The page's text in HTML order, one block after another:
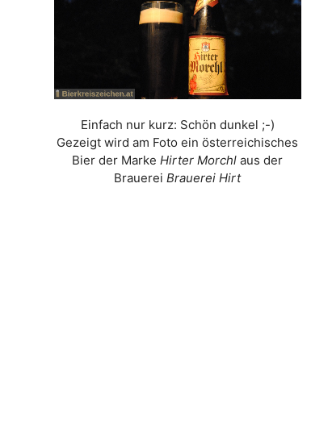
Einfach nur kurz: Schön dunkel ;-)
Gezeigt wird am Foto ein österreichisches
Bier der MarkeHirter Morchl aus der
BrauereiBrauerei Hirt